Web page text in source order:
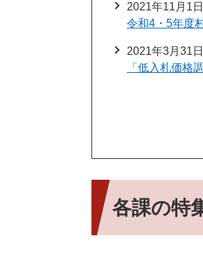
2021年11月1
令和4・5年度
2021年3月31
「低入札価格
各課の特